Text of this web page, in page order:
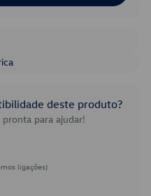
deste produto?
para ajudar!
ligações)